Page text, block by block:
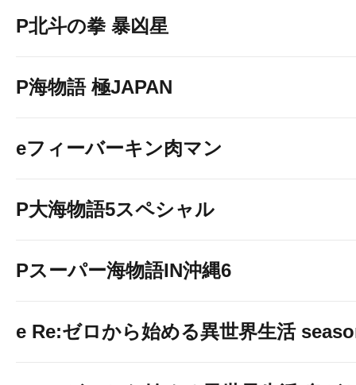
P北斗の拳 暴凶星
P海物語 極JAPAN
eフィーバーキン肉マン
P大海物語5スペシャル
Pスーパー海物語IN沖縄6
e Re:ゼロから始める異世界生活